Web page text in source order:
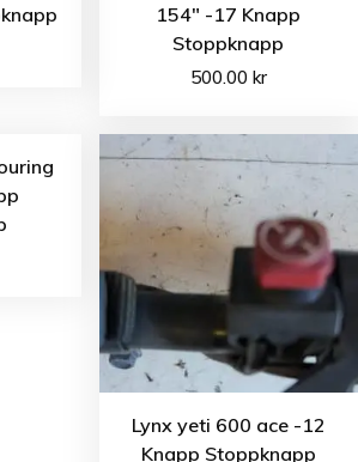
154″ -17 Knapp
Stoppknapp
500.00 kr
Lynx yeti 600 ace -12
Knapp Stoppknapp